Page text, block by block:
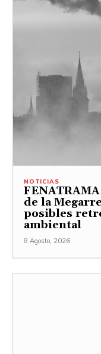
NOTICIAS
de la
posibles
ambiental
8 Agosto, 2026